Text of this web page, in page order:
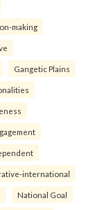
making
Gangetic Plains
international
National Goal